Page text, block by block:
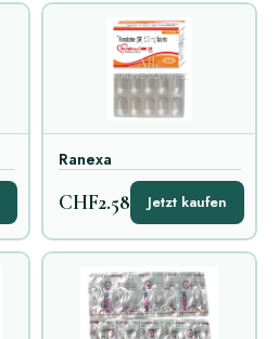
Ranexa
CHF2.58 Jetzt kaufen